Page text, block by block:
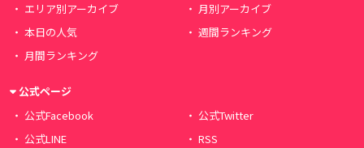
エリア別アーカイブ
月別アーカイブ
本日の人気
週間ランキング
月間ランキング
公式ページ
公式Facebook
公式Twitter
公式LINE
RSS